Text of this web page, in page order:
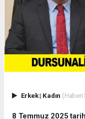
Erkek| Kadın (Haberi
8 Temmuz 2025